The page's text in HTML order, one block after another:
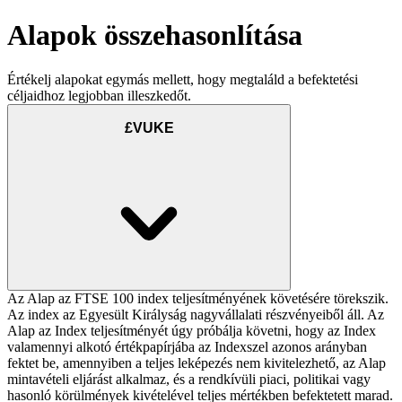
Alapok összehasonlítása
Értékelj alapokat egymás mellett, hogy megtaláld a befektetési
céljaidhoz legjobban illeszkedőt.
£VUKE
Az Alap az FTSE 100 index teljesítményének követésére törekszik.
Az index az Egyesült Királyság nagyvállalati részvényeiből áll. Az
Alap az Index teljesítményét úgy próbálja követni, hogy az Index
valamennyi alkotó értékpapírjába az Indexszel azonos arányban
fektet be, amennyiben a teljes leképezés nem kivitelezhető, az Alap
mintavételi eljárást alkalmaz, és a rendkívüli piaci, politikai vagy
hasonló körülmények kivételével teljes mértékben befektetett marad.